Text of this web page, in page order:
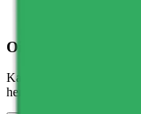
Oi, her var det klein
Kanskje denne bedriften
hemmelighet, eller blir du